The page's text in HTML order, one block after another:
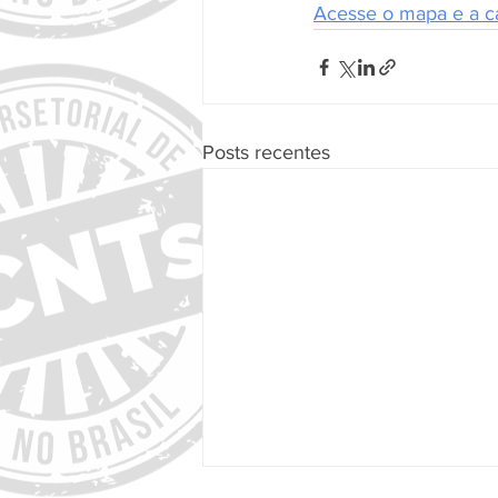
Acesse o mapa e a
Posts recentes